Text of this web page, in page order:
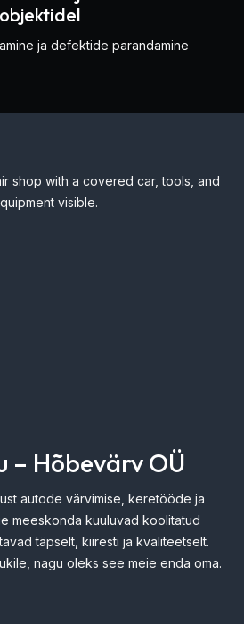
ja defektide parandamine
– Hõbevärv OÜ
autode värvimise, keretööde ja
meeskonda kuuluvad koolitatud
täpselt, kiiresti ja kvaliteetselt.
nagu oleks see meie enda oma.